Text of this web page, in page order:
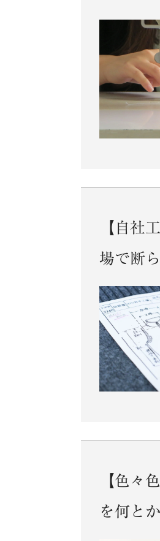
【自社
場で断
【色々
を何と